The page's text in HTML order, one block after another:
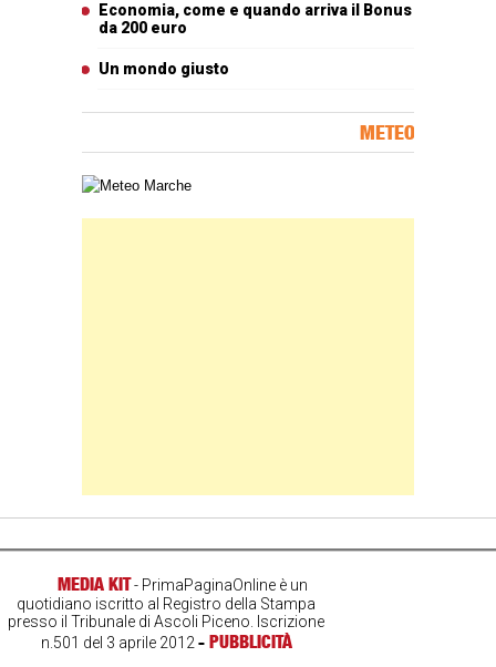
Economia, come e quando arriva il Bonus
da 200 euro
Un mondo giusto
METEO
Carta meteorologica delle Marche
MEDIA KIT- PrimaPaginaOnline è un
quotidiano iscritto al Registro della Stampa
presso il Tribunale di Ascoli Piceno. Iscrizione
n.501 del 3 aprile 2012- PUBBLICITÀ